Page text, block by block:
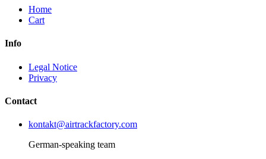
Home
Cart
Info
Legal Notice
Privacy
Contact
kontakt@airtrackfactory.com
German-speaking team